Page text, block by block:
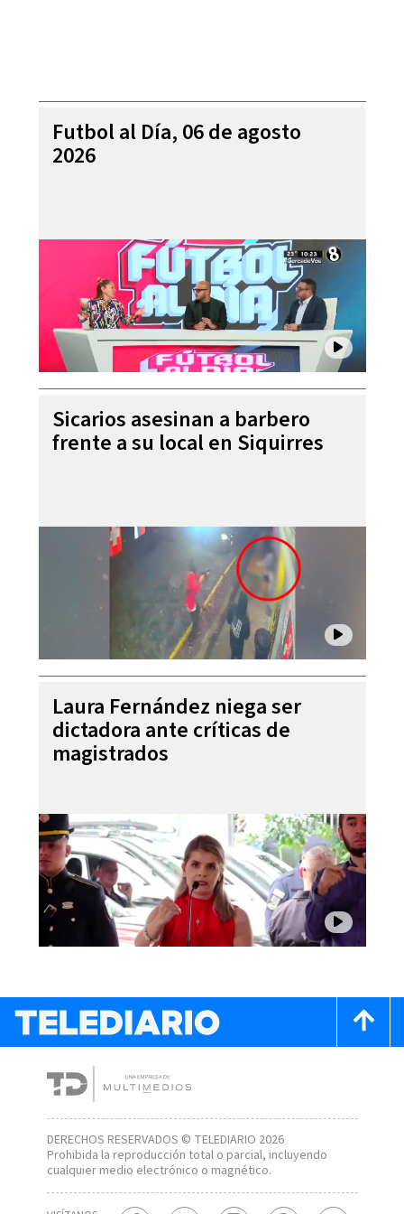
Futbol al Día, 06 de agosto
2026
Sicarios asesinan a barbero
frente a su local en Siquirres
Laura Fernández niega ser
dictadora ante críticas de
magistrados
DERECHOS RESERVADOS © TELEDIARIO 2026
Prohibida la reproducción total o parcial, incluyendo
cualquier medio electrónico o magnético.